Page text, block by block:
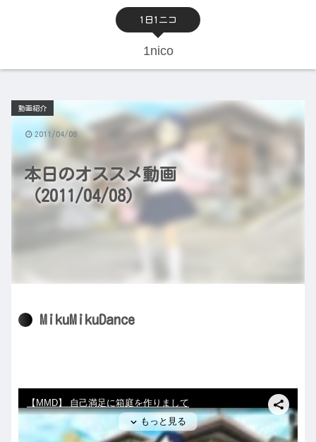
1日1ニコ
1nico
本日のオススメ動画
（2011/04/08）
動画紹介
2011/04/08
MikuMikuDance